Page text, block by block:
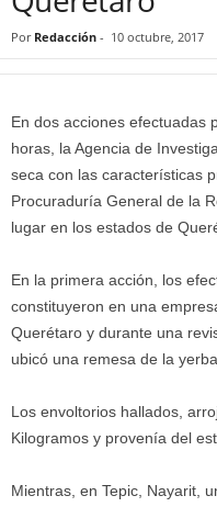
Por Redacción - 10 octubre, 2017
En dos acciones efectuadas
horas, la Agencia de
seca con las características
Procuraduría General de la
lugar en los estados de
En la primera acción, los
constituyeron en una
Querétaro y durante una
ubicó una remesa de la
Los envoltorios hallados,
Kilogramos y provenía del
Mientras, en Tepic, Nayarit,